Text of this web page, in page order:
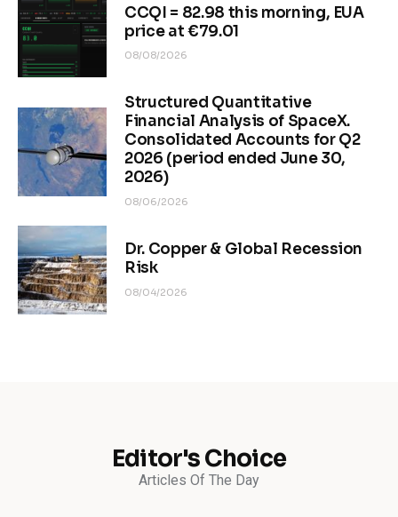
CCQI = 82.98 this morning, EUA
price at €79.01
08/08/2026
Structured Quantitative
Financial Analysis of SpaceX.
Consolidated Accounts for Q2
2026 (period ended June 30,
2026)
08/06/2026
Dr. Copper & Global Recession
Risk
08/04/2026
Editor's Choice
Articles Of The Day